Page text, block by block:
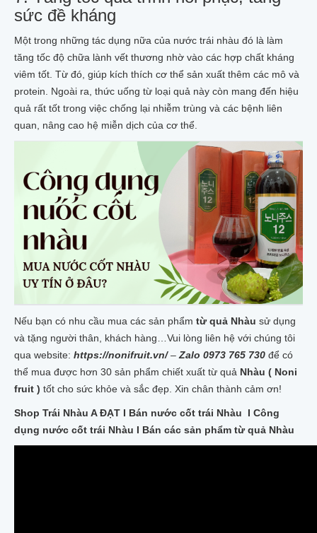
sức đề kháng
Một trong những tác dụng nữa của nước trái nhàu đó là làm
tăng tốc độ chữa lành vết thương nhờ vào các hợp chất kháng
viêm tốt. Từ đó, giúp kích thích cơ thể sản xuất thêm các mô và
protein. Ngoài ra, thức uống từ loại quả này còn mang đến hiệu
quả rất tốt trong việc chống lại nhiễm trùng và các bệnh liên
quan, nâng cao hệ miễn dịch của cơ thể.
Nếu bạn có nhu cầu mua các sản phẩm từ quả Nhàu sử dụng
và tặng người thân, khách hàng…Vui lòng liên hệ với chúng tôi
qua website: https://nonifruit.vn/–Zalo 0973 765 730 để có
thể mua được hơn 30 sản phẩm chiết xuất từ quả Nhàu ( Noni
fruit ) tốt cho sức khỏe và sắc đẹp. Xin chân thành cảm ơn!
Shop Trái Nhàu A ĐẠT I Bán nước cốt trái Nhàu I Công
dụng nước cốt trái Nhàu I Bán các sản phẩm từ quả Nhàu